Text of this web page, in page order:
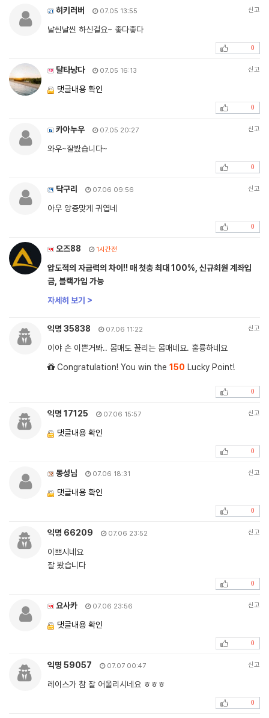
히키러버 07.05 13:55 신고
날씬날씬 하신걸요~ 좋다좋다
0
달타냥다 07.05 16:13 신고
댓글내용 확인
0
카아누우 07.05 20:27 신고
와우~잘봤습니다~
0
닥구리 07.06 09:56 신고
아우 앙증맞게 귀엽네
0
오즈88 1시간전
압도적의 자금력의 차이!! 매 첫충 최대 100%, 신규회원 계좌입
금, 블랙가입 가능
자세히 보기 >
익명 35838 07.06 11:22 신고
이야 손 이쁜거봐.. 몸매도 꼴리는 몸매네요. 훌륭하네요
Congratulation! You win the 150 Lucky Point!
0
익명 17125 07.06 15:57 신고
댓글내용 확인
0
동성님 07.06 18:31 신고
댓글내용 확인
0
익명 66209 07.06 23:52 신고
이쁘시네요
잘 봤습니다
0
요사카 07.06 23:56 신고
댓글내용 확인
0
익명 59057 07.07 00:47 신고
레이스가 참 잘 어울리시네요 ㅎㅎㅎ
0